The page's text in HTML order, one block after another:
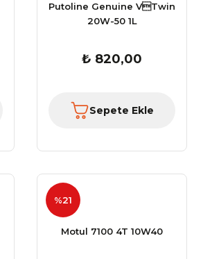
GMS Jet City Motosik ...
Putoline Genuine VTwin
20W-50 1L
₺ 820,00
Sepete Ekle
%21
Motul 7100 4T 10W40